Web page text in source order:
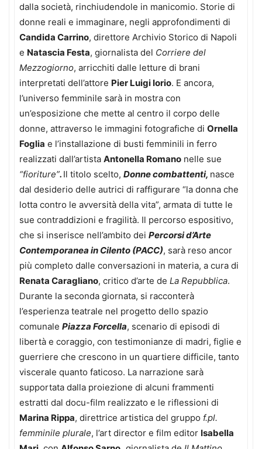
dalla società, rinchiudendole in manicomio. Storie di
donne reali e immaginare, negli approfondimenti di
Candida Carrino, direttore Archivio Storico di Napoli
e Natascia Festa, giornalista del Corriere del
Mezzogiorno, arricchiti dalle letture di brani
interpretati dell’attore Pier Luigi Iorio. E ancora,
l’universo femminile sarà in mostra con
un’esposizione che mette al centro il corpo delle
donne, attraverso le immagini fotografiche di Ornella
Foglia e l’installazione di busti femminili in ferro
realizzati dall’artista Antonella Romano nelle sue
“fioriture”. Il titolo scelto, Donne combattenti, nasce
dal desiderio delle autrici di raffigurare “la donna che
lotta contro le avversità della vita”, armata di tutte le
sue contraddizioni e fragilità. Il percorso espositivo,
che si inserisce nell’ambito dei Percorsi d’Arte
Contemporanea in Cilento (PACC), sarà reso ancor
più completo dalle conversazioni in materia, a cura di
Renata Caragliano, critico d’arte de La Repubblica.
Durante la seconda giornata, si racconterà
l’esperienza teatrale nel progetto dello spazio
comunale Piazza Forcella, scenario di episodi di
libertà e coraggio, con testimonianze di madri, figlie e
guerriere che crescono in un quartiere difficile, tanto
viscerale quanto faticoso. La narrazione sarà
supportata dalla proiezione di alcuni frammenti
estratti dal docu-film realizzato e le riflessioni di
Marina Rippa, direttrice artistica del gruppo f.pl.
femminile plurale, l’art director e film editor Isabella